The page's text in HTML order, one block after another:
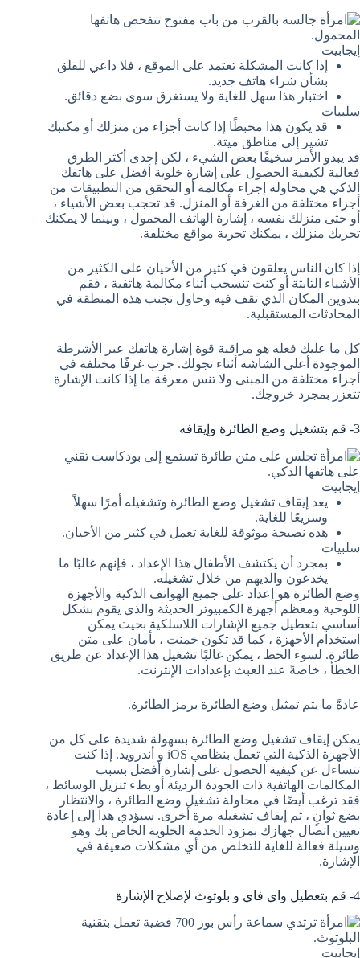
إيجابيت
إذا كانت المشكلة تعتمد على الموقع ، فلا داعي للقلق
بشأن شراء هاتف جديد.
اختبار هذا سهل للغاية ولا يستغرق سوى بضع دقائق.
سلبيات
قد يكون هذا محبطًا إذا كانت أجزاء من منزلك أو مكتبك
تشير إلى مناطق ميتة.
قد يبدو الأمر سخيفًا بعض الشيء ، لكن إحدى أكثر الطرق
فعالية لكيفية الحصول على إشارة خلوية أفضل على هاتفك
الذكي هي محاولة إجراء مكالمة أو التحقق من التطبيقات من
أجزاء مختلفة من الغرفة أو المنزل. قد تحجب بعض الأشياء ،
أو حتى منزلك نفسه ، إشارة الهاتف المحمول ، وبينما لا يمكنك
تحريك منزلك ، يمكنك تجربة مواقع مختلفة.
إذا كان الناس يعلقون في كثير من الأحيان على الكثير من
الأشياء الثابتة أو كنت تنسحب أثناء مكالمة هاتفية ، فقم
بتدوين المكان الذي تقف فيه وحاول تجنب هذه المنطقة في
المحادثات المستقبلية.
كل ما عليك فعله هو مراقبة قوة إشارة هاتفك عبر الأشرطة
الموجودة أعلى الشاشة أثناء تجولك. جرب غرفًا مختلفة في
أجزاء مختلفة من المبنى ولا تنس معرفة ما إذا كانت الإشارة
تتعزز بمجرد خروجك.
3- قم بتشغيل وضع الطائرة وإيقافه
إيجابيت
يعد إيقاف تشغيل وضع الطائرة وتشغيله أمرًا سهلاً
وسريعًا للغاية.
هذه نصيحة موثوقة للغاية تعمل في كثير من الأحيان.
سلبيات
بمجرد أن يكتشف الأطفال هذا الإعداد ، فإنهم غالبًا ما
يخدعون والديهم من خلال تشغيله.
وضع الطائرة هو إعداد على جميع الهواتف الذكية والأجهزة
اللوحية ومعظم أجهزة الكمبيوتر الحديثة والذي يقوم بشكل
أساسي بتعطيل جميع الإشارات اللاسلكية بحيث يمكن
استخدام الأجهزة ، كما قد تكون خمنت ، بأمان على متن
طائرة. لسوء الحظ ، يمكن غالبًا تشغيل هذا الإعداد عن طريق
الخطأ ، خاصةً عند العبث بإعدادات الإنترنت.
عادةً ما يتم تمثيل وضع الطائرة برمز الطائرة.
يمكن إيقاف تشغيل وضع الطائرة بسهولة شديدة على كل من
الأجهزة الذكية التي تعمل بنظامي iOS و أندرويد. إذا كنت
تتساءل عن كيفية الحصول على إشارة أفضل بسبب
المكالمات الهاتفية ذات الجودة الرديئة أو بطء تنزيل الوسائط ،
فقد ترغب أيضًا في محاولة تشغيل وضع الطائرة ، والانتظار
بضع ثوانٍ ، ثم إيقاف تشغيله مرة أخرى. سيؤدي هذا إلى إعادة
تعيين اتصال جهازك بمزود الخدمة الخلوية الخاص بك وهو
وسيلة فعالة للغاية للتخلص من أي مشكلات ضعيفة في
الإشارة.
4- قم بتعطيل واي فاي و بلوتوث لإصلاح الإشارة
إيجابيت